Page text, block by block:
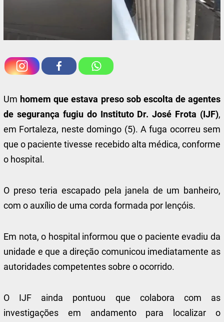
Um homem que estava preso sob escolta de agentes
de segurança fugiu do Instituto Dr. José Frota (IJF),
em Fortaleza, neste domingo (5). A fuga ocorreu sem
que o paciente tivesse recebido alta médica, conforme
o hospital.
O preso teria escapado pela janela de um banheiro,
com o auxílio de uma corda formada por lençóis.
Em nota, o hospital informou que o paciente evadiu da
unidade e que a direção comunicou imediatamente as
autoridades competentes sobre o ocorrido.
O IJF ainda pontuou que colabora com as
investigações em andamento para localizar o